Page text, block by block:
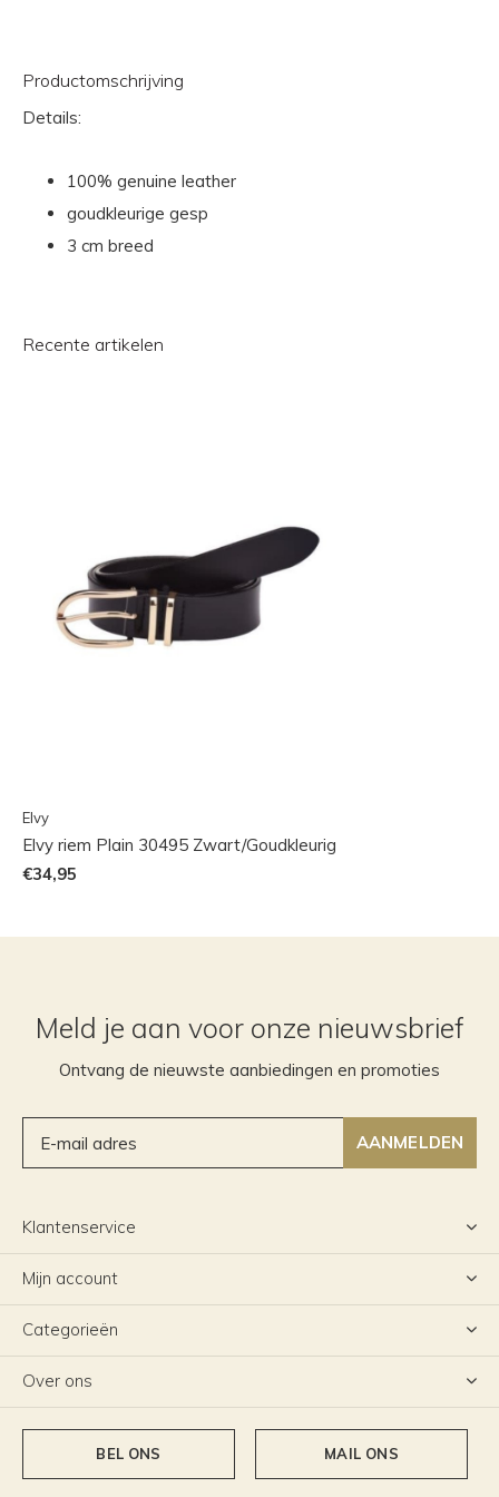
Productomschrijving
Details:
100% genuine leather
goudkleurige gesp
3 cm breed
Recente artikelen
Elvy
Elvy riem Plain 30495 Zwart/Goudkleurig
€34,95
Meld je aan voor onze nieuwsbrief
Ontvang de nieuwste aanbiedingen en promoties
AANMELDEN
Klantenservice
Mijn account
Categorieën
Over ons
BEL ONS MAIL ONS